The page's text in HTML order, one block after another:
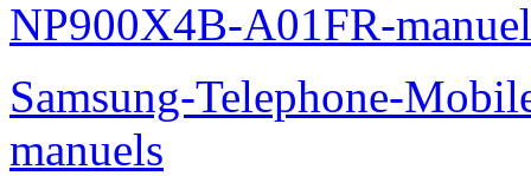
NP900X4B-A01FR-
Samsung-Telephone-
manuels